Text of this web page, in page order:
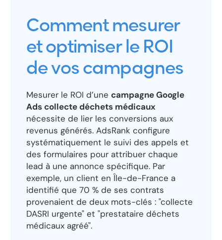
Comment mesurer
et optimiser le ROI
de vos campagnes
Mesurer le ROI d’une campagne Google
Ads collecte déchets médicaux
nécessite de lier les conversions aux
revenus générés. AdsRank configure
systématiquement le suivi des appels et
des formulaires pour attribuer chaque
lead à une annonce spécifique. Par
exemple, un client en Île-de-France a
identifié que 70 % de ses contrats
provenaient de deux mots-clés : "collecte
DASRI urgente" et "prestataire déchets
médicaux agréé".